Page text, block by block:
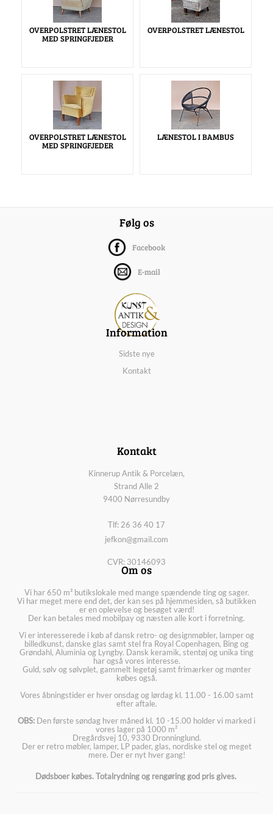
OVERPOLSTRET LÆNESTOL
MED SPRINGFJEDER
OVERPOLSTRET LÆNESTOL
OVERPOLSTRET LÆNESTOL
MED SPRINGFJEDER
LÆNESTOL I BAMBUS
Følg os
Facebook
E-mail
Information
Sidste nye
Kontakt
Kontakt
Kinnerup Antik & Porcelæn,
Strand Alle 2
9400 Nørresundby
Tlf: 26 36 40 17
jefkon@gmail.com
CVR: 30146093
Om os
Vi har 650 m² butikslokale med mange spændende ting og sager.
Vi har meget mere end det, der kan ses på hjemmesiden, så butikken
er en oplevelse og besøget værd!
Der kan betales med mobilpay og næsten alle kort i forretning.
Vi er interesserede i køb af dansk retro- og designmøbler, lamper og
billedkunst, danske glas samt stel fra Royal Copenhagen, Bing og
Grøndahl, Aluminia og Lyngby. Dansk keramik, stentøj og unika ting
har også vores interesse.
Guld, sølv og sølvplet, gammelt legetøj samt frimærker og mønter
købes også.
Vores åbningstider er hver onsdag og lørdag kl. 11.00 - 16.00 samt
efter aftale.
OBS: Den første søndag hver måned kl. 10 -15.00 holder vi marked i
vores lager på 1000 m²
Dregårdsvej 10, 9330 Dronninglund.
Der er retro møbler, lamper, LP pader, glas, nordiske stel og meget
mere. Der er nyt hver gang!
Dødsboer købes. Totalrydning og rengøring god pris gives.